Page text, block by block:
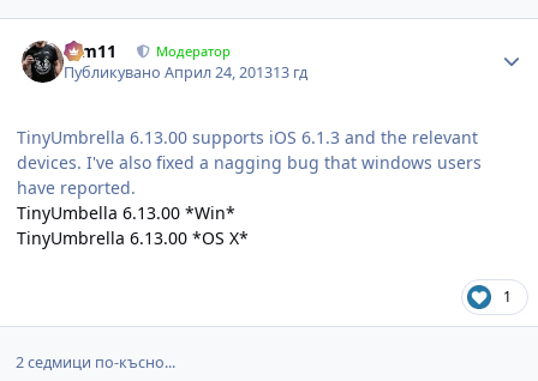
arm11 Модератор
ПубликуваноАприл 24, 201313 гд
TinyUmbrella 6.13.00 supports iOS 6.1.3 and the relevant
devices. I've also fixed a nagging bug that windows users
have reported.
TinyUmbella 6.13.00 *Win*
TinyUmbrella 6.13.00 *OS X*
1
2 седмици по-късно...